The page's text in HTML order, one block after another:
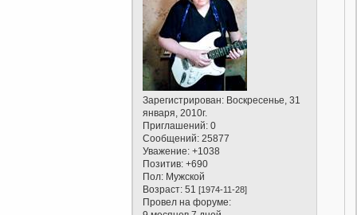
Зарегистрирован: Воскресенье, 31
января, 2010г.
Приглашений: 0
Сообщений: 25877
Уважение: +1038
Позитив: +690
Пол: Мужской
Возраст: 51[1974-11-28]
Провел на форуме: